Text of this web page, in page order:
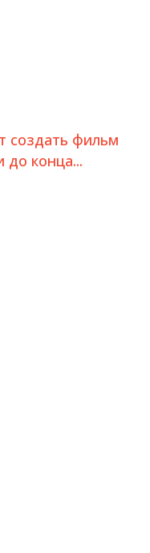
создать фильм
до конца...